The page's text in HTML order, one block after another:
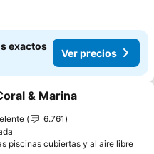
exactos
Ver precios
a favoritos
& Marina
6.761
piscinas cubiertas y al aire libre